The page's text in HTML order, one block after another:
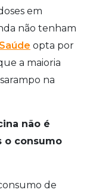
em
não tenham
Saúde opta por
a maioria
na
não é
o consumo
de